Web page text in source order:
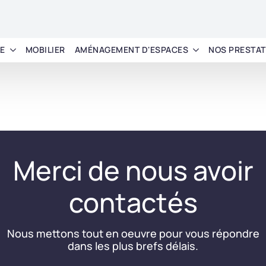
MOBILIER AMÉNAGEMENT D'ESPACES NOS
Merci de nous avoir
contactés
Nous mettons tout en oeuvre pour vous répondre
dans les plus brefs délais.